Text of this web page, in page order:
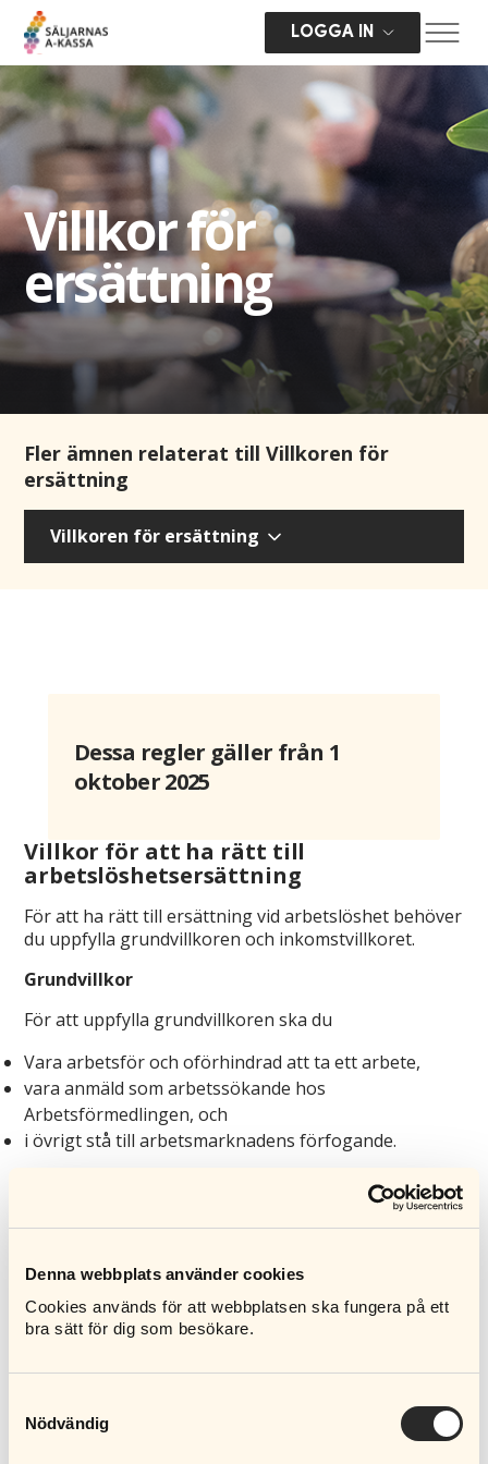
Denna webbplats använder cookies
Cookies används för att webbplatsen ska fungera på ett
bra sätt för dig som besökare.
Nödvändig
LOGGA IN
Villkor för
ersättning
Fler ämnen relaterat till Villkoren för
ersättning
Villkoren för ersättning
Dessa regler gäller från 1
oktober 2025
Villkor för att ha rätt till
arbetslöshetsersättning
För att ha rätt till ersättning vid arbetslöshet behöver
du uppfylla grundvillkoren och inkomstvillkoret.
Grundvillkor
För att uppfylla grundvillkoren ska du
Vara arbetsför och oförhindrad att ta ett arbete,
vara anmäld som arbetssökande hos
Arbetsförmedlingen, och
i övrigt stå till arbetsmarknadens förfogande.
I den nya lagen om arbetslöshetsförsäkring måste
man ha fyllt 20 år för att ha rätt till
Inkomstvillkor
inkomstvillkor för att ha rätt till ersättning från a-
kassan. Alla inkomster från arbete får räknas med.
Som inkomst räknas lön och andra skattepliktiga